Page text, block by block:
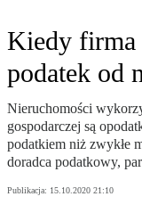
Kiedy firma
podatek od
Nieruchomości
gospodarczej są
podatkiem niż zwykłe
doradca podatkowy,
Publikacja: 15.10.2020 21:10